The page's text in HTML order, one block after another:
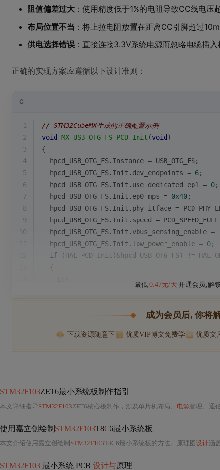
阻值偏差过大 ：使用精度低于1%的电阻导致CC线电
布局位置不当 ：将上拉电阻放置在距离CC引脚超过
供电选择错误 ：直接连接3.3V系统电源而忽略电缆插
正确的实现方案应遵循以下设计准则：
C
1
// STM32CubeMX生成的正确配置示例
2
void MX_USB_OTG_FS_PCD_Init (void )
3
{
4
  hpcd_USB_OTG_FS.Instance = USB_OTG_FS;
5
  hpcd_USB_OTG_FS.Init.dev_endpoints =
6;
6
  hpcd_USB_OTG_FS.Init.use_dedicated_ep1 =
0;
7
  hpcd_USB_OTG_FS.Init.ep0_mps =
0x40;
8
hpcd_USB_OTG_FS.Init.phy_itface =
9
hpcd_USB_OTG_FS.Init.speed =
10
  hpcd_USB_OTG_FS.Init.vbus_sensing_enable =
11
  hpcd_USB_OTG_FS.Init.low_power_enable =
0;
if (HAL_PCD_Init(&hpcd_USB_OTG_FS) !=
  {
最低0.47元/天 开通会员,解
成为会员后, 你将
下载资源随意下 优质VIP博文免费学 优质文
STM32F103ZET6最小系统板制作指引
本文详细指导STM32F103ZET6核心板制作，涉及单片机布局、 电源管理、通
使用嘉立创绘制 STM32F103T8C6最小系统板
本文介绍使用嘉立创绘制 STM32F103T8C6最小系统板的方法。原理图 设计涵
STM32F103 最小系统 PCB 设计与原理